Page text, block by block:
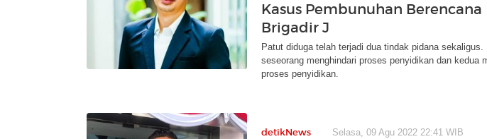
Kasus Pembunuhan Berencana
Brigadir J
Patut diduga telah terjadi dua tindak pidana
seseorang menghindari proses penyidikan dan kedua
proses penyidikan.
detikNews Selasa, 09 Agu 2022 22:41 WIB